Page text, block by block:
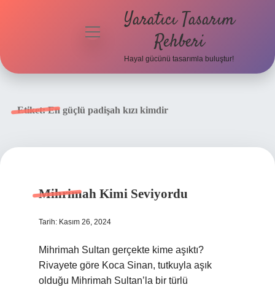
Politikası
menüyü
Yaratıcı Tasarım
Rehberi
Hayal gücünü tasarımla buluştur!
Etiket:En güçlü padişah kızı kimdir
Mihrimah Kimi Seviyordu
Tarih: Kasım 26, 2024
Mihrimah Sultan gerçekte kime aşıktı?
Rivayete göre Koca Sinan, tutkuyla aşık
olduğu Mihrimah Sultan’la bir türlü